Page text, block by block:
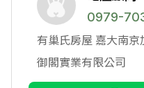
0979-
有巢氏房屋 嘉大南京
御閣實業有限公司